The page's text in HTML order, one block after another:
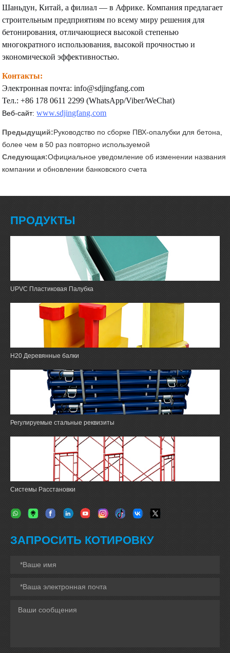
Шаньдун, Китай, а филиал — в Африке. Компания предлагает
строительным предприятиям по всему миру решения для
бетонирования, отличающиеся высокой степенью
многократного использования, высокой прочностью и
экономической эффективностью.
Контакты:
Электронная почта: info@sdjingfang.com
Тел.: +86 178 0611 2299 (WhatsApp/Viber/WeChat)
Веб-сайт:www.sdjingfang.com
Предыдущий:Руководство по сборке ПВХ-опалубки для бетона,
более чем в 50 раз повторно используемой
Следующая:Официальное уведомление об изменении названия
компании и обновлении банковского счета
ПРОДУКТЫ
UPVC Пластиковая Палубка
H20 Деревянные балки
Регулируемые стальные реквизиты
Системы Расстановки
ЗАПРОСИТЬ КОТИРОВКУ